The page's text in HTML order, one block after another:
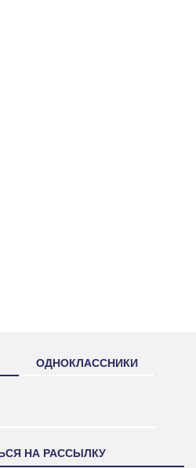
ОДНОКЛАССНИКИ
НА РАССЫЛКУ